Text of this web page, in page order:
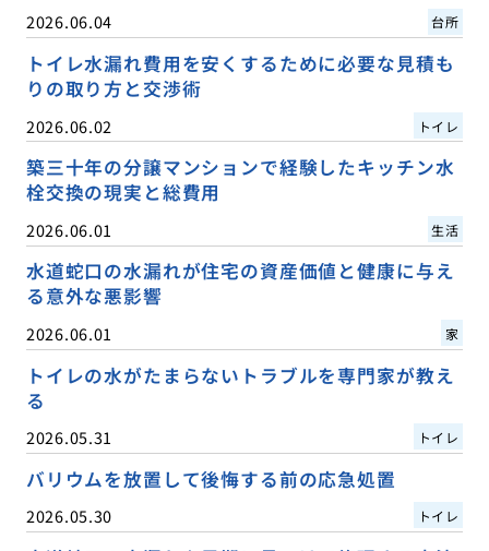
2026.06.04 台所
トイレ水漏れ費用を安くするために必要な見積も
りの取り方と交渉術
2026.06.02 トイレ
築三十年の分譲マンションで経験したキッチン水
栓交換の現実と総費用
2026.06.01 生活
水道蛇口の水漏れが住宅の資産価値と健康に与え
る意外な悪影響
2026.06.01 家
トイレの水がたまらないトラブルを専門家が教え
る
2026.05.31 トイレ
バリウムを放置して後悔する前の応急処置
2026.05.30 トイレ